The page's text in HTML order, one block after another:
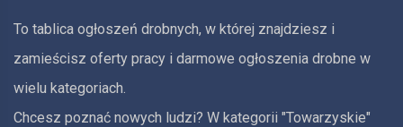
To tablica ogłoszeń drobnych, w której znajdziesz i
zamieścisz oferty pracy i darmowe ogłoszenia drobne w
wielu kategoriach.
Chcesz poznać nowych ludzi? W kategorii "Towarzyskie"